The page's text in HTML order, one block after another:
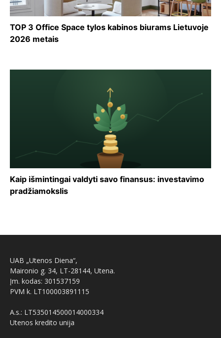
TOP 3 Office Space tylos kabinos biurams Lietuvoje
2026 metais
Kaip išmintingai valdyti savo finansus: investavimo
pradžiamokslis
UAB „Utenos Diena“,
Maironio g. 34, LT-28144, Utena.
Įm. kodas: 301537159
PVM k. LT100003891115
A.s.: LT535014500014000334
Utenos kredito unija